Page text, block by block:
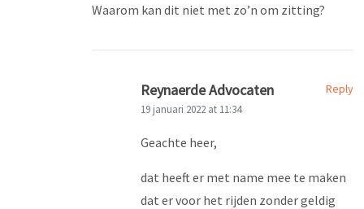
Waarom kan dit niet met zo’n om zitting?
Reply
Reynaerde Advocaten
19 januari 2022 at 11:34
Geachte heer,
dat heeft er met name mee te maken
dat er voor het rijden zonder geldig